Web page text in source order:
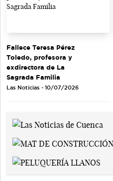
Fallece Teresa Pérez
Toledo, profesora y
exdirectora de La
Sagrada Familia
Las Noticias - 10/07/2026